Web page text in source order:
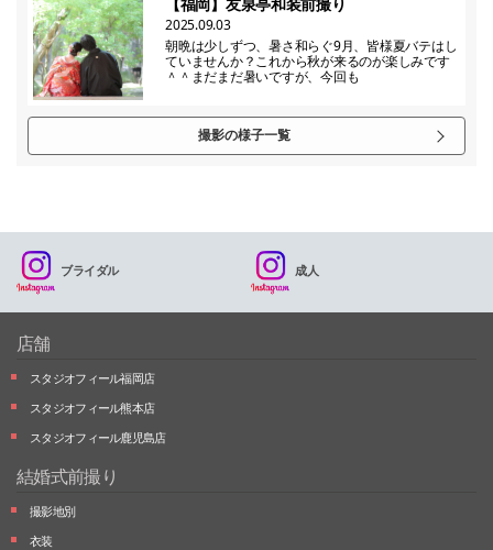
2025.09.03
朝晩は少しずつ、暑さ和らぐ9月、皆様夏バテはし
ていませんか？これから秋が来るのが楽しみです
＾＾まだまだ暑いですが、今回も
撮影の様子一覧
ブライダル 成人
店舗
スタジオフィール福岡店
スタジオフィール熊本店
スタジオフィール鹿児島店
結婚式前撮り
撮影地別
衣装